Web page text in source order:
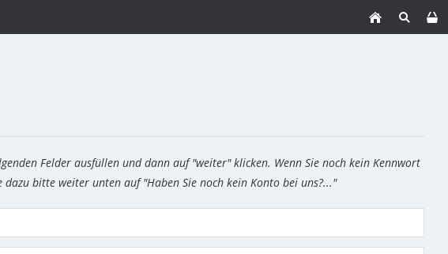
Felder ausfüllen und dann auf "weiter" klicken. Wenn Sie noch kein Kennwort
bitte weiter unten auf "Haben Sie noch kein Konto bei uns?..."